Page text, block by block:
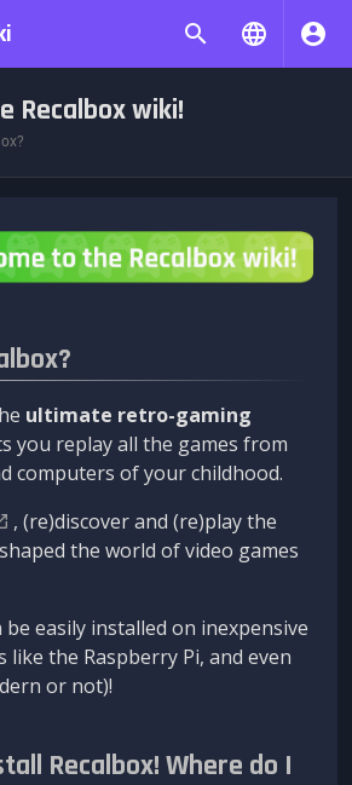
Recalbox wiki!
ultimate retro-gaming
you replay all the games from
computers of your childhood.
, (re)discover and (re)play the
the world of video games
be easily installed on inexpensive
like the Raspberry Pi, and even
or not)!
Recalbox! Where do I